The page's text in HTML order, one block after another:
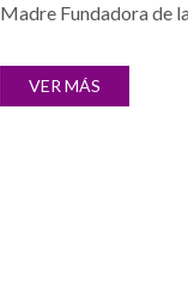
Madre Fundadora de
VER MÁS